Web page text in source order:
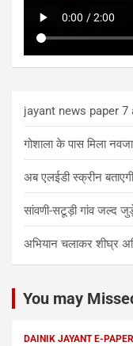
jayant news paper 7
गोशाला के पास मिला
अब एलईडी स्क्रीन
सांवणी-सटूड़ी गांव जल्द
अभियान चलाकर शीघ्र
You may
DAINIK JAYANT E-PAPER